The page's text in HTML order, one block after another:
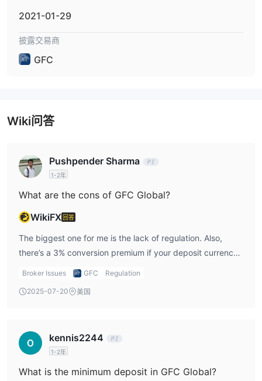
GFC Global以最低存款金额美元
在存款时，请参考账户持有人的姓名和GFC账号。强调一点，存款的
货币应与全球金融公司账户的基本货币相同，因为银行可以按名义费
换。
2021-01-29
披露交易商
GFC
Wiki问答
Pushpender Sharma
1-2年
What are the cons of GFC Global?
WikiFX 回答
The biggest one for me is the lack of regulation. Also,
there’s a 3% conversion premium if your deposit currency
doesn’t match your account base currency. And while
chat, which I really expected.
Broker Issues GFC Regulation
2025-07-20 美国
kennis2244
1-2年
What is the minimum deposit in GFC Global?